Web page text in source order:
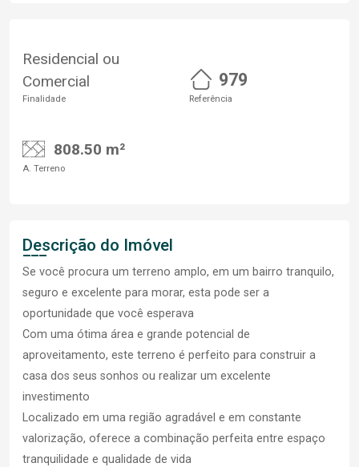
Residencial ou
Comercial
Finalidade
979
Referência
808.50 m²
A. Terreno
Descrição do Imóvel
Se você procura um terreno amplo, em um bairro tranquilo,
seguro e excelente para morar, esta pode ser a
oportunidade que você esperava
Com uma ótima área e grande potencial de
aproveitamento, este terreno é perfeito para construir a
casa dos seus sonhos ou realizar um excelente
investimento
Localizado em uma região agradável e em constante
valorização, oferece a combinação perfeita entre espaço
tranquilidade e qualidade de vida